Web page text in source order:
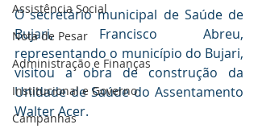
Assistência Social
Nota de Pesar
Administração e Finanças
Institucional e Governo
Campanhas
O secretário municipal de Saúde de
Bujari, Francisco Abreu,
representando o município do Bujari,
visitou a obra de construção da
Unidade de Saúde do Assentamento
Walter Acer.